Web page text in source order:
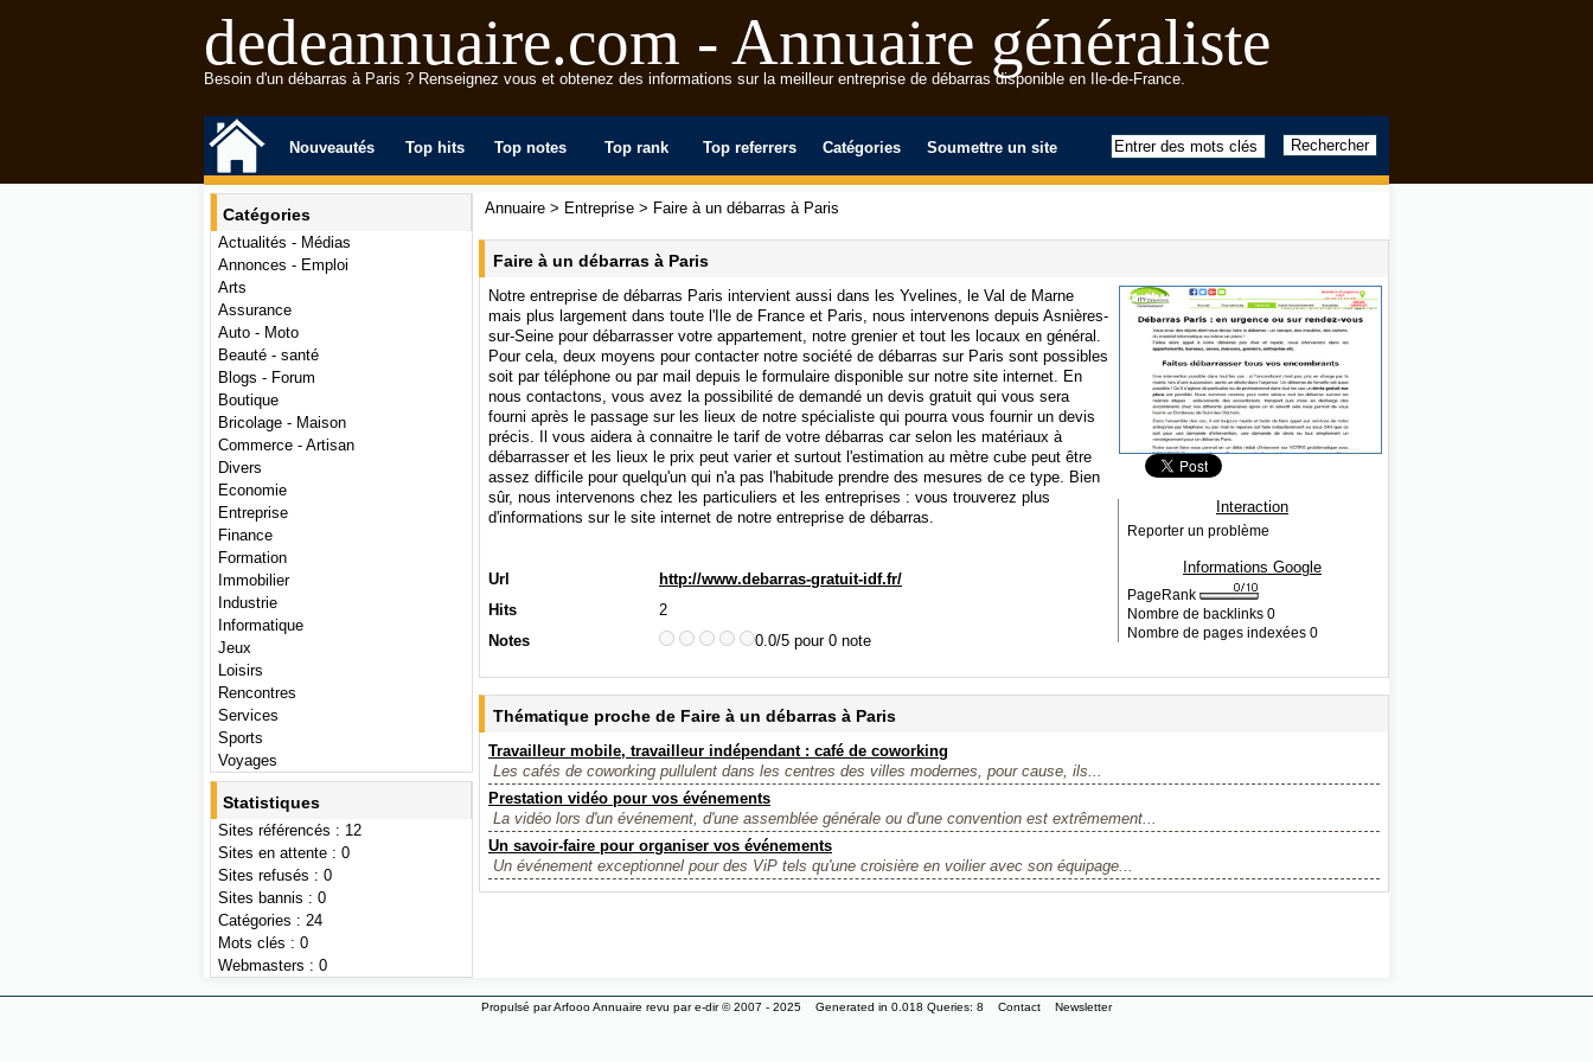
dedeannuaire.com - Annuaire généraliste
Besoin d'un débarras à Paris ? Renseignez vous et obtenez des informations sur la meilleur entreprise de débarras disponible en Ile-de-France.
Nouveautés Top hits Top notes Top rank Top referrers Catégories Soumettre un site
Catégories
Actualités - Médias
Annonces - Emploi
Arts
Assurance
Auto - Moto
Beauté - santé
Blogs - Forum
Boutique
Bricolage - Maison
Commerce - Artisan
Divers
Economie
Entreprise
Finance
Formation
Immobilier
Industrie
Informatique
Jeux
Loisirs
Rencontres
Services
Sports
Voyages
Statistiques
Sites référencés : 12
Sites en attente : 0
Sites refusés : 0
Sites bannis : 0
Catégories : 24
Mots clés : 0
Webmasters : 0
Annuaire > Entreprise > Faire à un débarras à Paris
Faire à un débarras à Paris
Notre entreprise de débarras Paris intervient aussi dans les Yvelines, le Val de Marne
mais plus largement dans toute l'Ile de France et Paris, nous intervenons depuis Asnières-
sur-Seine pour débarrasser votre appartement, notre grenier et tout les locaux en général.
Pour cela, deux moyens pour contacter notre société de débarras sur Paris sont possibles
soit par téléphone ou par mail depuis le formulaire disponible sur notre site internet. En
nous contactons, vous avez la possibilité de demandé un devis gratuit qui vous sera
fourni après le passage sur les lieux de notre spécialiste qui pourra vous fournir un devis
précis. Il vous aidera à connaitre le tarif de votre débarras car selon les matériaux à
débarrasser et les lieux le prix peut varier et surtout l'estimation au mètre cube peut être
assez difficile pour quelqu'un qui n'a pas l'habitude prendre des mesures de ce type. Bien
sûr, nous intervenons chez les particuliers et les entreprises : vous trouverez plus
d'informations sur le site internet de notre entreprise de débarras.
Url
http://www.debarras-gratuit-idf.fr/
Hits
2
Notes
0.0/5 pour 0 note
Interaction
Reporter un problème
Informations Google
PageRank
Nombre de backlinks 0
Nombre de pages indexées 0
Thématique proche de Faire à un débarras à Paris
Travailleur mobile, travailleur indépendant : café de coworking
Les cafés de coworking pullulent dans les centres des villes modernes, pour cause, ils...
Prestation vidéo pour vos événements
La vidéo lors d'un événement, d'une assemblée générale ou d'une convention est extrêmement...
Un savoir-faire pour organiser vos événements
Un événement exceptionnel pour des ViP tels qu'une croisière en voilier avec son équipage...
Propulsé parArfooo Annuaire revu pare-dir© 2007 - 2025 Generated in 0.018 Queries: 8 Contact Newsletter